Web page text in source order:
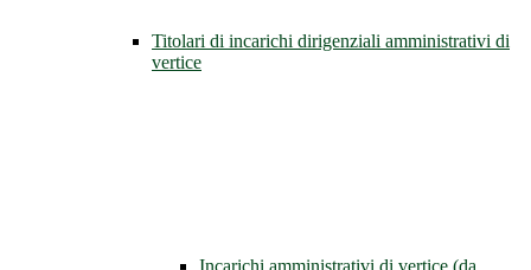
Titolari di incarichi dirigenziali amministrativi di
vertice
Incarichi amministrativi di vertice (da